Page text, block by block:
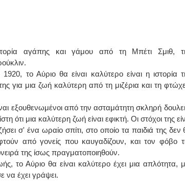
αγάπης και γάμου από τη Μπέτι Σμιθ,
το Αύριο θα είναι καλύτερο είναι η ιστορία
για μια ζωή καλύτερη από τη μιζέρια και τη
εξουθενωμένοι από την ασταμάτητη σκληρή
ότι μια καλύτερη ζωή είναι εφικτή. Οι στόχοι της
σ' ένα ωραίο σπίτι, στο οποίο τα παιδιά της δεν
από γονείς που καυγαδίζουν, και τον φόβο
της ίσως πραγματοποιηθούν.
το Αύριο θα είναι καλύτερο έχει μια απλότητα,
να έχει γράψει.
ΟΦΘΑΛΜΙΑΤΡΟΣ
Καλλιπόλεως 3,Νέα Σμύρνη,
τηλ:210-9320215
Καβέτσου 10, Μυτιλήνη, τηλ:
Χειρουργός Ωτορινολαρυγγολόγος
Έλενα Μπούμπα
Στρατιωτικός Ιατρός
Διδ.Παν.Αθηνών
Διπλωματούχος Ευρ.Ακαδημίας
Πάρνηθας 95-97 Αχαρναί
2102467085 & 6938502258